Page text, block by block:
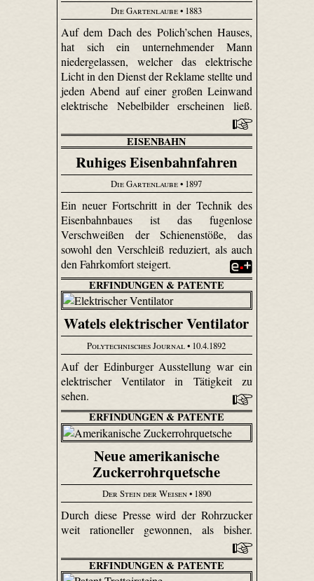
Die Gartenlaube• 1883
Auf dem Dach des Polich’schen Hauses,
hat sich ein unternehmender Mann
niedergelassen, welcher das elektrische
Licht in den Dienst der Reklame stellte und
jeden Abend auf einer großen Leinwand
elektrische Nebelbilder erscheinen ließ.
EISENBAHN
Ruhiges Eisenbahnfahren
Die Gartenlaube• 1897
Ein neuer Fortschritt in der Technik des
Eisenbahnbaues ist das fugenlose
Verschweißen der Schienenstöße, das
sowohl den Verschleiß reduziert, als auch
den Fahrkomfort steigert.
ERFINDUNGEN & PATENTE
Watels elektrischer Ventilator
Polytechnisches Journal• 10.4.1892
Auf der Edinburger Ausstellung war ein
elektrischer Ventilator in Tätigkeit zu
sehen.
ERFINDUNGEN & PATENTE
Neue amerikanische
Zuckerrohrquetsche
Der Stein der Weisen• 1890
Durch diese Presse wird der Rohrzucker
weit rationeller gewonnen, als bisher.
ERFINDUNGEN & PATENTE